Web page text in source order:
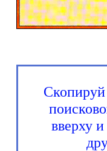
вверху